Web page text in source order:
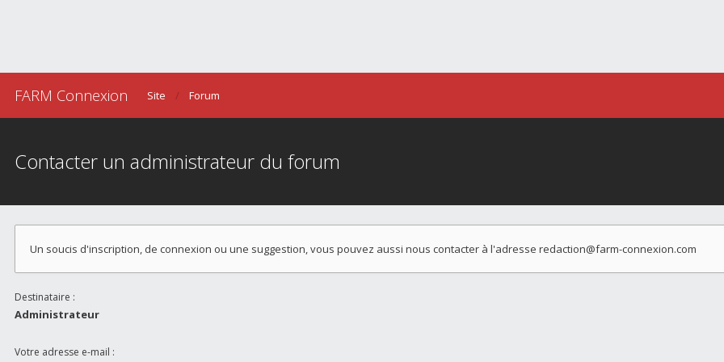
FARM Connexion Site Forum
Contacter un administrateur du forum
Un soucis d'inscription, de connexion ou une suggestion, vous pouvez aussi nous contacter à l'adresse redaction@farm-connexion.com
Destinataire :
Administrateur
Votre adresse e-mail :